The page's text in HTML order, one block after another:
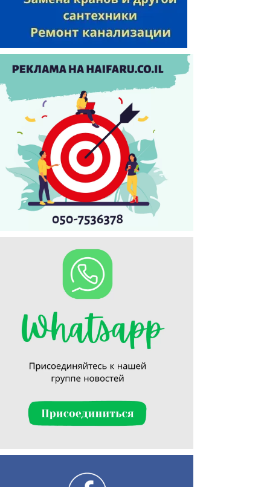
Искать